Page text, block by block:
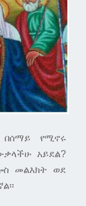
በሰማይ የሚኖሩ
አይደል?
መልእክት ወደ